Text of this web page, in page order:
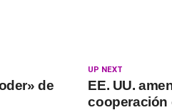
UP NEXT
EE. UU.
cooperación
de